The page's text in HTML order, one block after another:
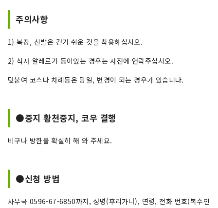
주의사항
1) 복장, 신발은 걷기 쉬운 것을 착용하십시오.
2) 식사 알레르기 등이있는 경우는 사전에 연락주십시오.
덧붙여 코스나 차례등은 당일, 변경이 되는 경우가 있습니다.
●중지 황천중지, 코우 결행
비구나 방한을 확실히 해 와 주세요.
●신청 방법
사무국 0596-67-6850까지, 성명(후리가나), 연령, 전화 번호(복수인